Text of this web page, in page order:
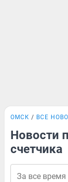
ОМСК ВСЕ
Новости
счетчика